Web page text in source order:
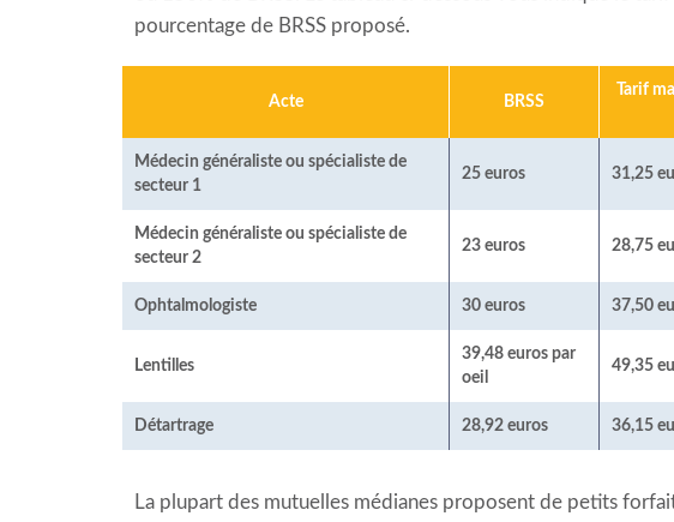
pourcentage de BRSS proposé.
Acte BRSS
Tarif
Médecin généraliste ou spécialiste de
secteur 1
25 euros 31,25
Médecin généraliste ou spécialiste de
secteur 2
23 euros 28,75
Ophtalmologiste 30 euros 37,50
Lentilles
39,48 euros par
oeil
49,35
Détartrage 28,92 euros 36,15
La plupart des mutuelles médianes proposent de petits